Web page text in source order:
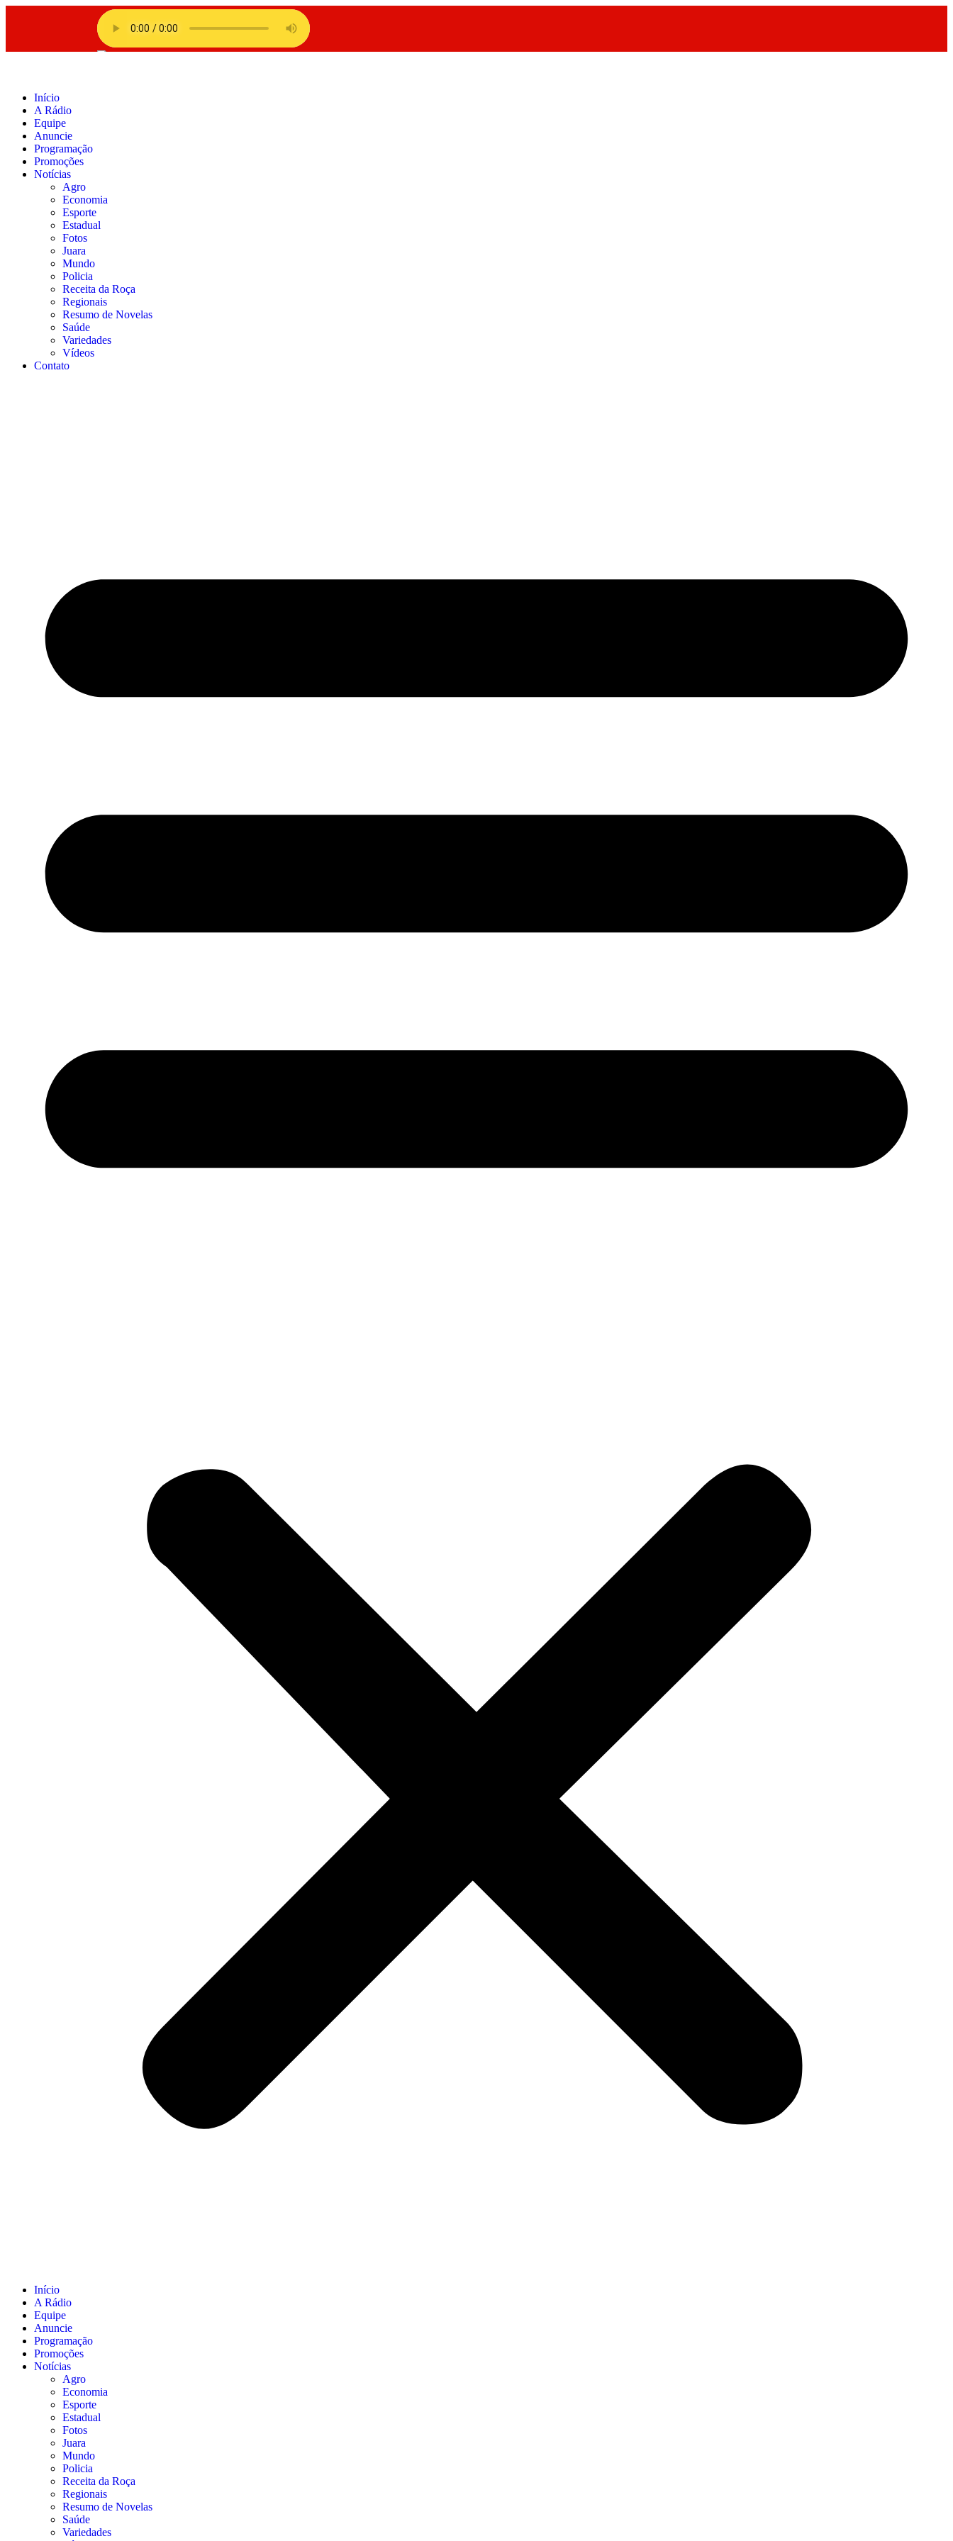
Início
A Rádio
Equipe
Anuncie
Programação
Promoções
Notícias
Agro
Economia
Esporte
Estadual
Fotos
Juara
Mundo
Policia
Receita da Roça
Regionais
Resumo de Novelas
Saúde
Variedades
Vídeos
Contato
Início
A Rádio
Equipe
Anuncie
Programação
Promoções
Notícias
Agro
Economia
Esporte
Estadual
Fotos
Juara
Mundo
Policia
Receita da Roça
Regionais
Resumo de Novelas
Saúde
Variedades